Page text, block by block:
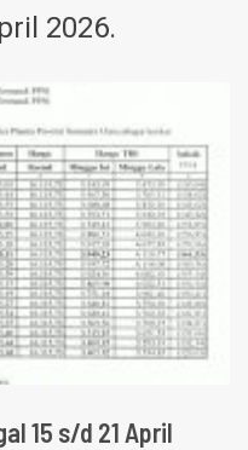
2026.
15 s/d 21 April